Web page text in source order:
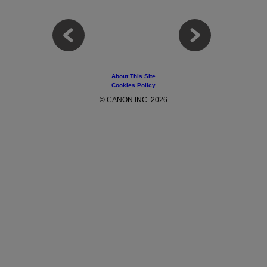
About This Site
Cookies Policy
© CANON INC. 2026